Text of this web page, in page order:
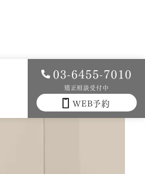
03-6455-7010
矯正相談受付中
WEB予約